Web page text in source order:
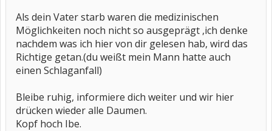
Als dein Vater starb waren die medizinischen
Möglichkeiten noch nicht so ausgeprägt ,ich denke
nachdem was ich hier von dir gelesen hab, wird das
Richtige getan.(du weißt mein Mann hatte auch
einen Schlaganfall)
Bleibe ruhig, informiere dich weiter und wir hier
drücken wieder alle Daumen.
Kopf hoch Ibe.